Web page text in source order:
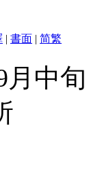
| 書面 | 简繁
月中